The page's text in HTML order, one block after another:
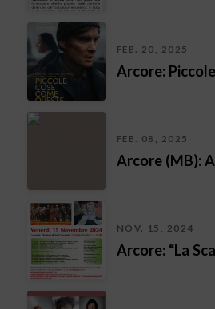
FEB. 20, 2025
Arcore:
FEB. 08, 2025
Arcore (MB):
NOV. 15, 2024
Arcore: “La